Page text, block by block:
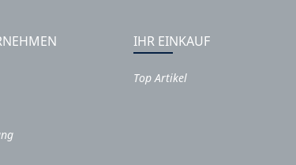
IHR EINKAUF
Top Artikel